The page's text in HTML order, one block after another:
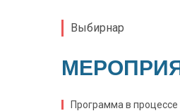
Выбирнар
Программа в